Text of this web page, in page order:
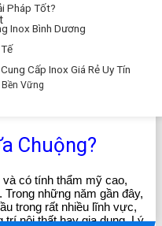
Pháp Tốt?
Inox Bình Dương
Cấp Inox Giá Rẻ Uy Tín
Vững
Chuộng?
có tính thẩm mỹ cao,
. Trong những năm gần đây,
trong rất nhiều lĩnh vực,
nội thất hay gia dụng. Lý